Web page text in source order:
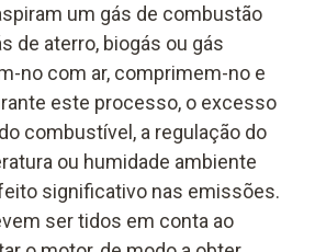
um gás de combustão
de aterro, biogás ou gás
no com ar, comprimem-no e
este processo, o excesso
combustível, a regulação do
ou humidade ambiente
significativo nas emissões.
ser tidos em conta ao